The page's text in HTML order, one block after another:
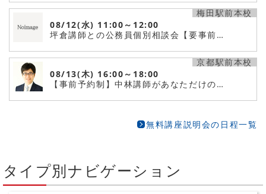
08/12(水) 11:00～12:00
坪倉講師との公務員個別相談会【要事前…
梅田駅前本校
08/13(木) 16:00～18:00
【事前予約制】中林講師があなただけの…
京都駅前本校
無料講座説明会の日程一覧
タイプ別ナビゲーション